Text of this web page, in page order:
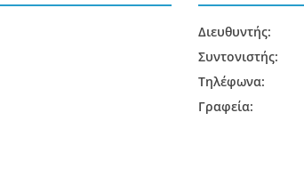
Διευθυντής:
Συντονιστής:
Τηλέφωνα:
Γραφεία: